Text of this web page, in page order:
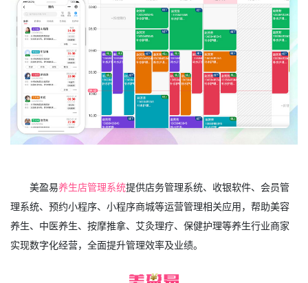
美盈易养生店管理系统提供店务管理系统、收银软件、会员管
理系统、预约小程序、小程序商城等运营管理相关应用，帮助美容
养生、中医养生、按摩推拿、艾灸理疗、保健护理等养生行业商家
实现数字化经营，全面提升管理效率及业绩。